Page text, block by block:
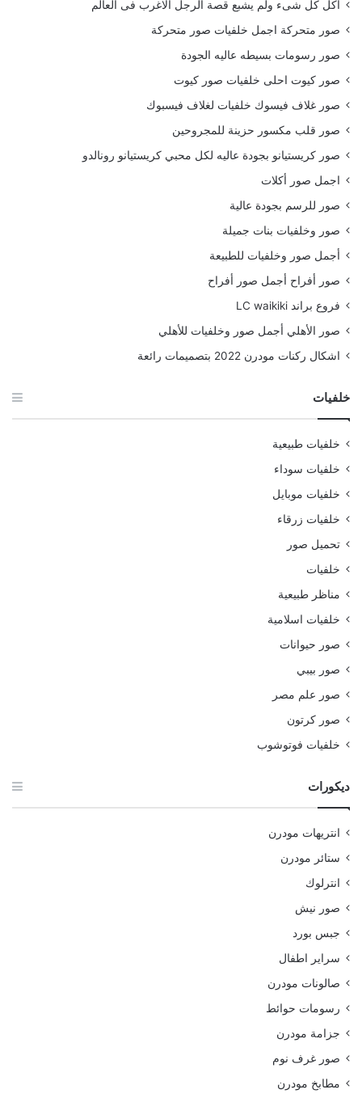
أكل كل شىء ولم يشبع قصة الرجل الاغرب فى العالم
صور متحركة اجمل خلفيات صور متحركة
صور رسومات بسيطه عاليه الجودة
صور كيوت احلى خلفيات صور كيوت
صور غلاف فيسوك خلفيات لغلاف فيسبوك
صور قلب مكسور حزينة للمجروحين
صور كريستيانو بجودة عاليه لكل محبي كريستيانو رونالدو
اجمل صور أكلات
صور للرسم بجودة عالية
صور وخلفيات بنات جميلة
أجمل صور وخلفيات للطبيعة
صور أفراح أجمل صور أفراح
فروع براند LC waikiki
صور الأهلي أجمل صور وخلفيات للأهلي
اشكال ركنات مودرن 2022 بتصميمات رائعة
خلفيات
خلفيات طبيعية
خلفيات سوداء
خلفيات موبايل
خلفيات زرقاء
تحميل صور
خلفيات
مناظر طبيعية
خلفيات اسلامية
صور حيوانات
صور بيبي
صور علم مصر
صور كرتون
خلفيات فوتوشوب
ديكورات
انتريهات مودرن
ستائر مودرن
انترلوك
صور نيش
جبس بورد
سراير اطفال
صالونات مودرن
رسومات حوائط
جزامة مودرن
صور غرف نوم
مطابخ مودرن